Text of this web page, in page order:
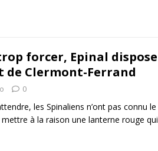
forcer, Epinal dispose
Clermont-Ferrand
0
les Spinaliens n’ont pas connu le
à la raison une lanterne rouge qui